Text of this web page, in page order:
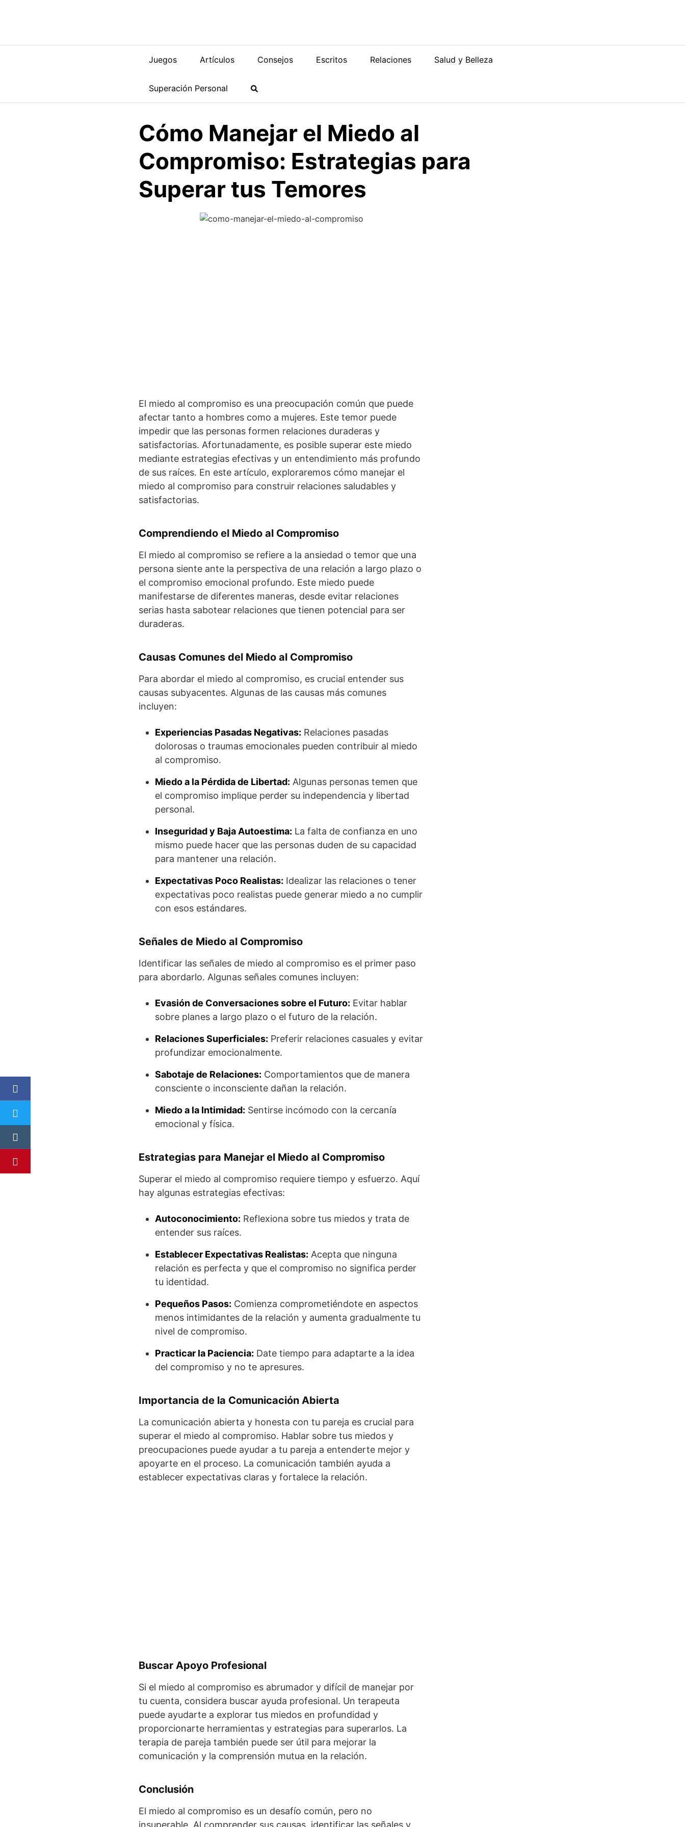
Juegos Artículos Consejos Escritos Relaciones Salud y Belleza
Superación Personal
Cómo Manejar el Miedo al
Compromiso: Estrategias para
Superar tus Temores
El miedo al compromiso es una preocupación común que puede
afectar tanto a hombres como a mujeres. Este temor puede
impedir que las personas formen relaciones duraderas y
satisfactorias. Afortunadamente, es posible superar este miedo
mediante estrategias efectivas y un entendimiento más profundo
de sus raíces. En este artículo, exploraremos cómo manejar el
miedo al compromiso para construir relaciones saludables y
satisfactorias.
Comprendiendo el Miedo al Compromiso
El miedo al compromiso se refiere a la ansiedad o temor que una
persona siente ante la perspectiva de una relación a largo plazo o
el compromiso emocional profundo. Este miedo puede
manifestarse de diferentes maneras, desde evitar relaciones
serias hasta sabotear relaciones que tienen potencial para ser
duraderas.
Causas Comunes del Miedo al Compromiso
Para abordar el miedo al compromiso, es crucial entender sus
causas subyacentes. Algunas de las causas más comunes
incluyen:
Experiencias Pasadas Negativas: Relaciones pasadas
dolorosas o traumas emocionales pueden contribuir al miedo
al compromiso.
Miedo a la Pérdida de Libertad: Algunas personas temen que
el compromiso implique perder su independencia y libertad
personal.
Inseguridad y Baja Autoestima: La falta de confianza en uno
mismo puede hacer que las personas duden de su capacidad
para mantener una relación.
Expectativas Poco Realistas: Idealizar las relaciones o tener
expectativas poco realistas puede generar miedo a no cumplir
con esos estándares​.
Señales de Miedo al Compromiso
Identificar las señales de miedo al compromiso es el primer paso
para abordarlo. Algunas señales comunes incluyen:
Evasión de Conversaciones sobre el Futuro: Evitar hablar
sobre planes a largo plazo o el futuro de la relación.
Relaciones Superficiales: Preferir relaciones casuales y evitar
profundizar emocionalmente.
Sabotaje de Relaciones: Comportamientos que de manera
consciente o inconsciente dañan la relación.
Miedo a la Intimidad: Sentirse incómodo con la cercanía
emocional y física​.
Estrategias para Manejar el Miedo al Compromiso
Superar el miedo al compromiso requiere tiempo y esfuerzo. Aquí
hay algunas estrategias efectivas:
Autoconocimiento: Reflexiona sobre tus miedos y trata de
entender sus raíces.
Establecer Expectativas Realistas: Acepta que ninguna
relación es perfecta y que el compromiso no significa perder
tu identidad.
Pequeños Pasos: Comienza comprometiéndote en aspectos
menos intimidantes de la relación y aumenta gradualmente tu
nivel de compromiso.
Practicar la Paciencia: Date tiempo para adaptarte a la idea
del compromiso y no te apresures​.
Importancia de la Comunicación Abierta
La comunicación abierta y honesta con tu pareja es crucial para
superar el miedo al compromiso. Hablar sobre tus miedos y
preocupaciones puede ayudar a tu pareja a entenderte mejor y
apoyarte en el proceso. La comunicación también ayuda a
establecer expectativas claras y fortalece la relación​.
Buscar Apoyo Profesional
Si el miedo al compromiso es abrumador y difícil de manejar por
tu cuenta, considera buscar ayuda profesional. Un terapeuta
puede ayudarte a explorar tus miedos en profundidad y
proporcionarte herramientas y estrategias para superarlos. La
terapia de pareja también puede ser útil para mejorar la
comunicación y la comprensión mutua en la relación.
Conclusión
El miedo al compromiso es un desafío común, pero no
insuperable. Al comprender sus causas, identificar las señales y